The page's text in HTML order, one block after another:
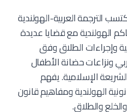
الترجمة العربية-الهولندية
الهولندية مع قضايا عديدة
وإجراءات الطلاق وفق
ونزاعات حضانة الأطفال
الإسلامية. يفهم
الهولندية ومفاهيم قانون
والطلاق.